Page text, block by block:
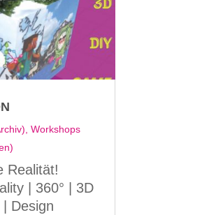
Workshops
Realität!
| 360° | 3D
Design